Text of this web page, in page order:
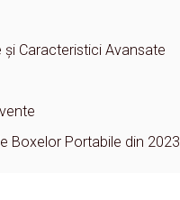
Caracteristici Avansate
Boxelor Portabile din 2023